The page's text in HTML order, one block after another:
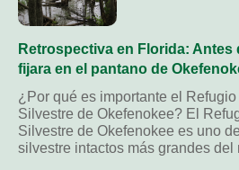
Retrospectiva en Florida: Antes
fijara en el pantano de
¿Por qué es importante el
Silvestre de Okefenokee? El
Silvestre de Okefenokee es uno
silvestre intactos más grandes del